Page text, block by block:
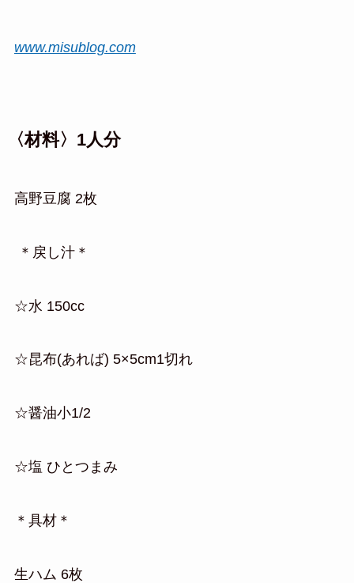
www.misublog.com
〈材料〉1人分
高野豆腐 2枚
＊戻し汁＊
☆水 150cc
☆昆布(あれば) 5×5cm1切れ
☆醤油小1/2
☆塩 ひとつまみ
＊具材＊
生ハム 6枚